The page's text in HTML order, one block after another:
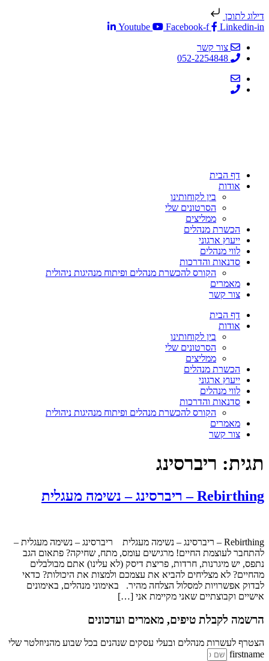
דילוג לתוכן
Youtube
Facebook-f
Linkedin-in
צור קשר
052-2254848
דף הבית
אודות
בין לקוחותינו
הסרטונים שלי
ממליצים
הכשרת מנהלים
ייעוץ ארגוני
לווי מנהלים
סדנאות והדרכות
הקורס להכשרת מנהלים ופיתוח מנהיגות ניהולית
מאמרים
צור קשר
דף הבית
אודות
בין לקוחותינו
הסרטונים שלי
ממליצים
הכשרת מנהלים
ייעוץ ארגוני
לווי מנהלים
סדנאות והדרכות
הקורס להכשרת מנהלים ופיתוח מנהיגות ניהולית
מאמרים
צור קשר
תגית: ריברסינג
Rebirthing – ריברסינג – נשימה מעגלית
Rebirthing – ריברסינג – נשימה מעגלית ריברסינג – נשימה מעגלית –
להתחבר לעוצמת החיים! מרגישים עומס, מתח, שחיקה? פתאום הגב
נתפס, יש מיגרנות, חרדות, פריצת דיסק (לא עלינו) אתם מבולבלים
מהחיים? לא מצליחים להביא את עצמכם ולמצות את היכולות? כדאי
לבדוק אפשרויות למסלול הצלחה מהיר. באימוני מנהלים, באימונים
אישיים וקבוצתיים שאני מקיימת אני […]
הרשמה לקבלת טיפים, מאמרים ועדכונים
הצטרף לעשרות מנהלים ובעלי עסקים שנהנים בכל שבוע מהניוזלטר שלי
firstname